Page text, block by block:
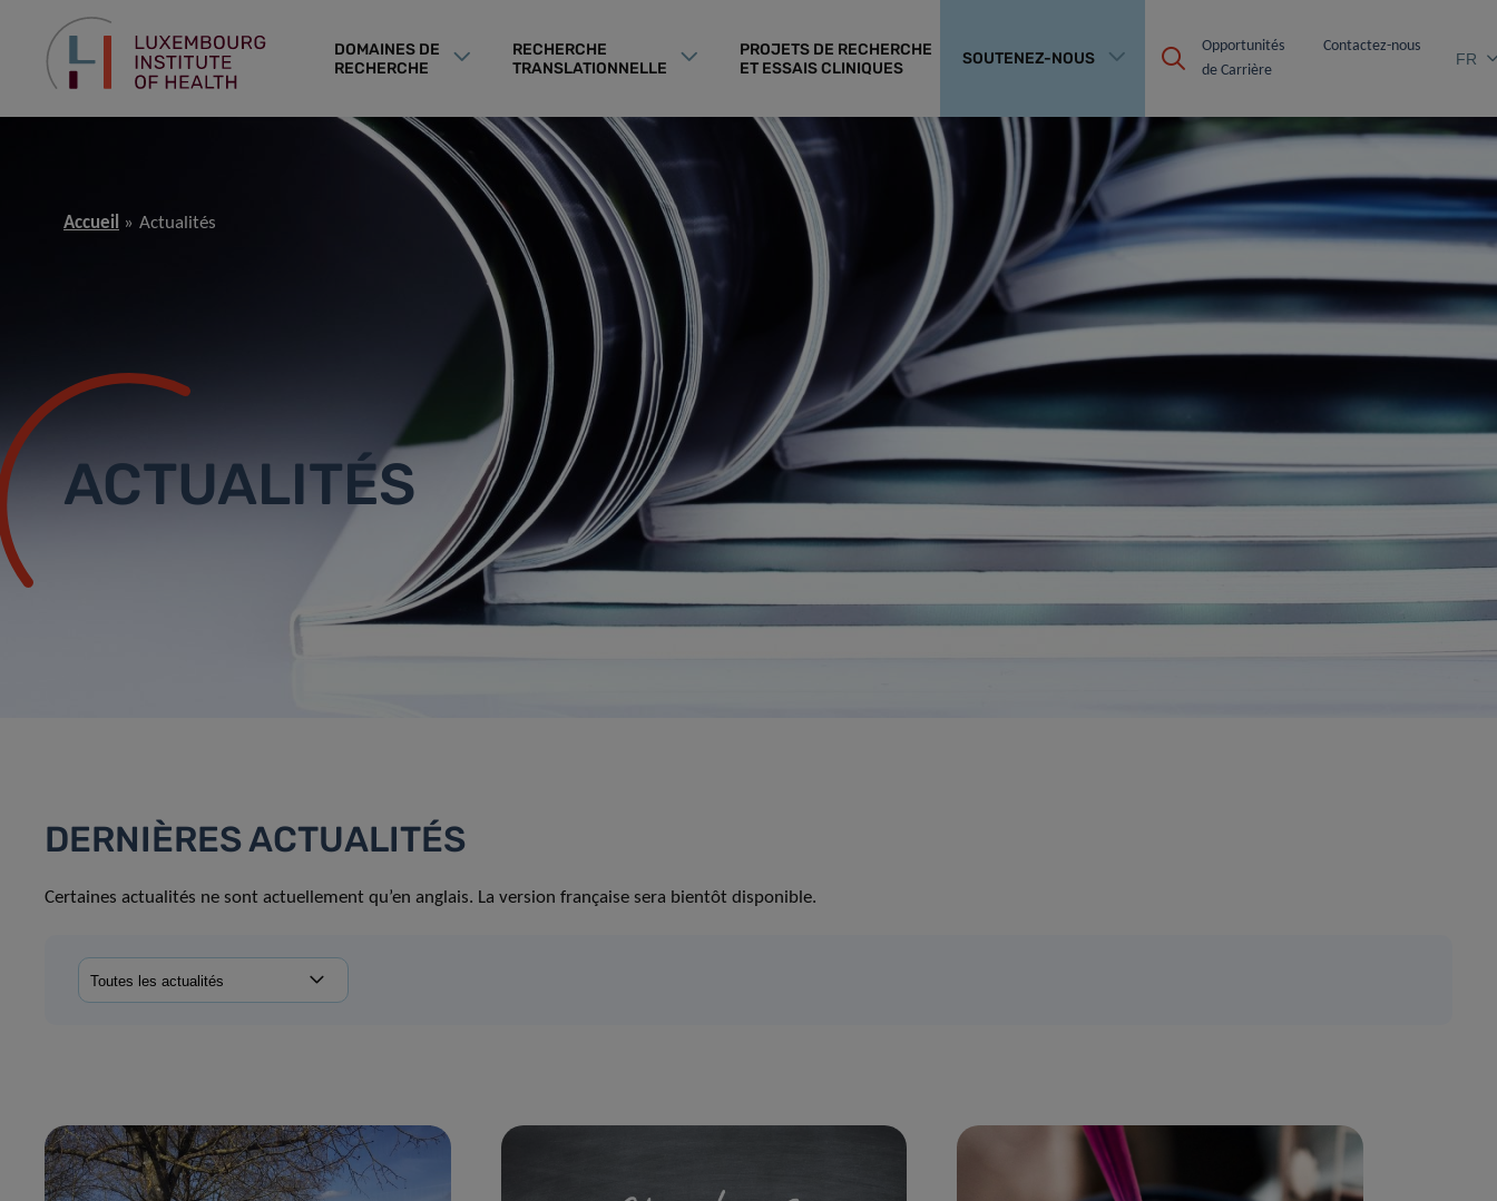
DOMAINES DE
RECHERCHE
RECHERCHE
TRANSLATIONNELLE
PROJETS DE RECHERCHE
ET ESSAIS CLINIQUES
SOUTENEZ-NOUS
Opportunités
de Carrière
Contactez-nous
FR
Accueil Actualités
ACTUALITÉS
DERNIÈRES ACTUALITÉS
Certaines actualités ne sont actuellement qu’en anglais. La version française sera bientôt disponible.